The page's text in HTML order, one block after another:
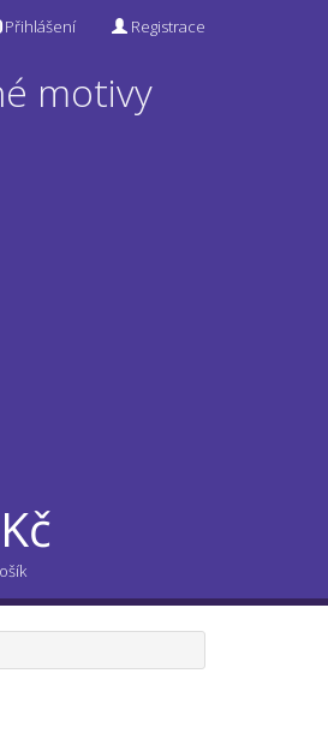
Přihlášení Registrace
motivy
Kč